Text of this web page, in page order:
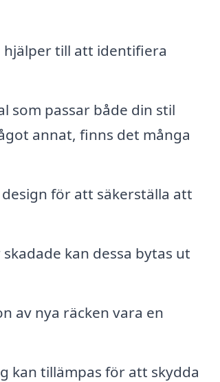
till att identifiera
som passar både din stil
annat, finns det många
för att säkerställa att
kan dessa bytas ut
av nya räcken vara en
kan tillämpas för att skydda